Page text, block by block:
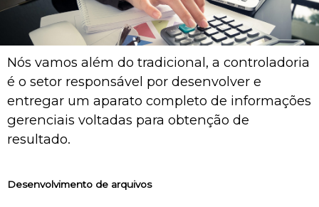
Nós vamos além do tradicional, a controladoria
é o setor responsável por desenvolver e
entregar um aparato completo de informações
gerenciais voltadas para obtenção de
resultado.
Desenvolvimento de arquivos